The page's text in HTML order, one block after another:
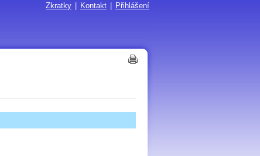
Zkratky Kontakt Přihlášení